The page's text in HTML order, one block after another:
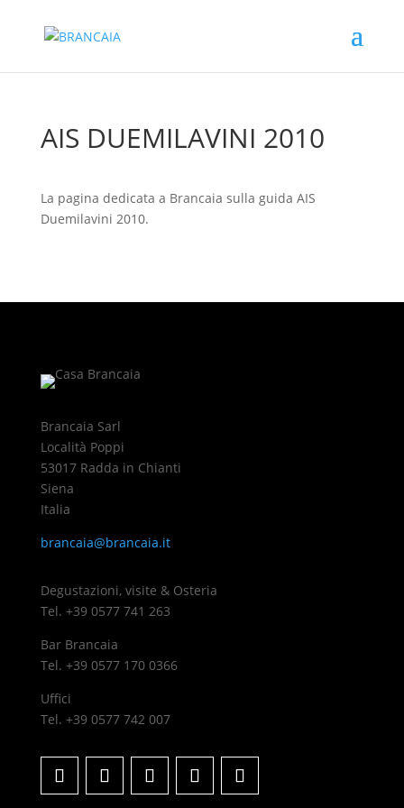
AIS DUEMILAVINI 2010
La pagina dedicata a Brancaia sulla guida AIS
Duemilavini 2010.
Brancaia Sarl
Località Poppi
53017 Radda in Chianti
Siena
Italia
brancaia@brancaia.it
Degustazioni, visite & Osteria
Tel. +39 0577 741 263
Bar Brancaia
Tel. +39 0577 170 0366
Uffici
Tel. +39 0577 742 007